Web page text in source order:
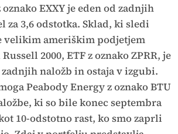
EXXY je eden od zadnjih
za 3,6 odstotka. Sklad, ki sledi
velikim ameriškim podjetjem
2000, ETF z oznako ZPRR, je
naložb in ostaja v izgubi.
Peabody Energy z oznako BTU
ki so bile konec septembra
10-odstotno rast, ko smo zaprli